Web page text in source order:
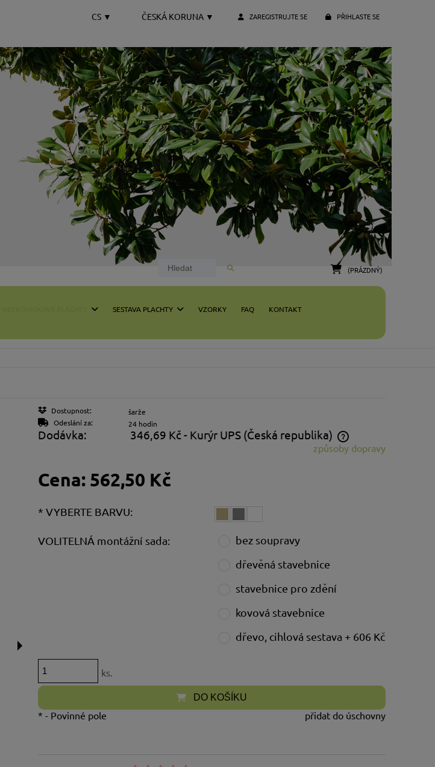
ZAREGISTRUJTE SE PŘIHLASTE SE
ČESKÁ KORUNA ▼
CS ▼
(PRÁZDNÝ)
SESTAVA PLACHTY VZORKY FAQ KONTAKT
Dostupnost:
šarže
Odeslání za:
24 hodin
Dodávka: 346,69 Kč- Kurýr UPS (Česká republika)
způsoby dopravy
Cena: 562,50 Kč
* VYBERTE BARVU:
VOLITELNÁ montážní sada:
bez soupravy
dřevěná stavebnice
stavebnice pro zdění
kovová stavebnice
dřevo, cihlová sestava + 606 Kč
ks.
DO KOŠÍKU
přidat do úschovny
* - Povinné pole